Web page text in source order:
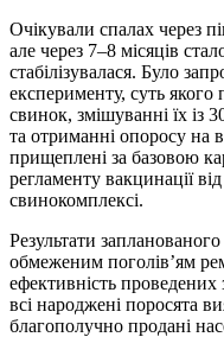
Очікували спалах через
але через 7–8 місяців
стабілізувалася. Було
експерименту, суть якого
свинок, змішуванні їх із
та отриманні опоросу на
прищеплені за базовою
регламенту вакцинації
свинокомплексі.
Результати
обмеженим поголів’ям
ефективність проведених
всі народжені поросята
благополучно продані